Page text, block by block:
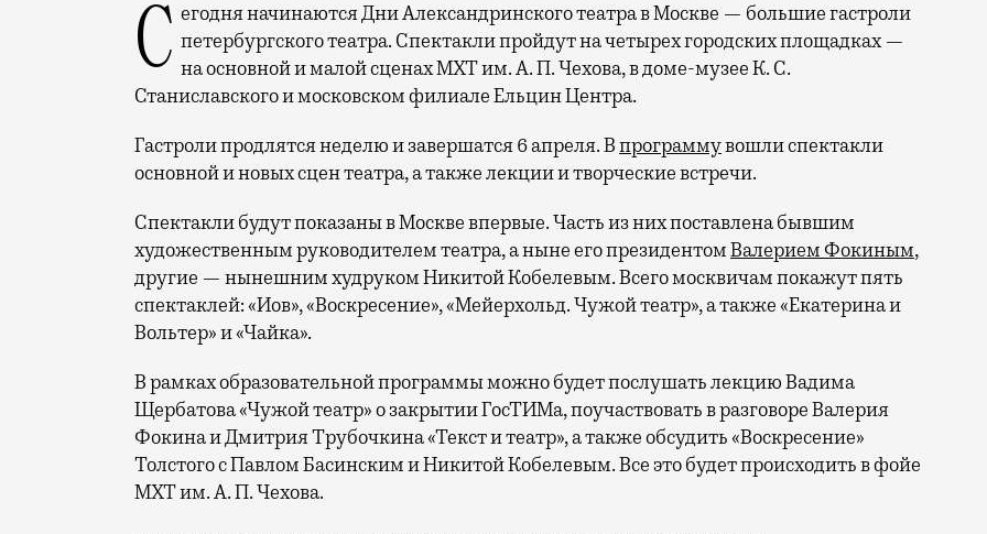
Сегодня начинаются Дни Александринского театра в Москве — большие гастроли петербургского театра. Спектакли пройдут на четырех городских площадках —
на основной и малой сценах МХТ им. А. П. Чехова, в доме-музее К. С.
Станиславского и московском филиале Ельцин Центра.
Гастроли продлятся неделю и завершатся 6 апреля. Впрограммувошли спектакли
основной и новых сцен театра, а также лекции и творческие встречи.
Спектакли будут показаны в Москве впервые. Часть из них поставлена бывшим
художественным руководителем театра, а ныне его президентомВалерием Фокиным,
другие — нынешним худруком Никитой Кобелевым. Всего москвичам покажут пять
спектаклей: «Иов», «Воскресение», «Мейерхольд. Чужой театр», а также «Екатерина и
Вольтер» и «Чайка».
В рамках образовательной программы можно будет послушать лекцию Вадима
Щербатова «Чужой театр» о закрытии ГосТИМа, поучаствовать в разговоре Валерия
Фокина и Дмитрия Трубочкина «Текст и театр», а также обсудить «Воскресение»
Толстого с Павлом Басинским и Никитой Кобелевым. Все это будет происходить в фойе
МХТ им. А. П. Чехова.